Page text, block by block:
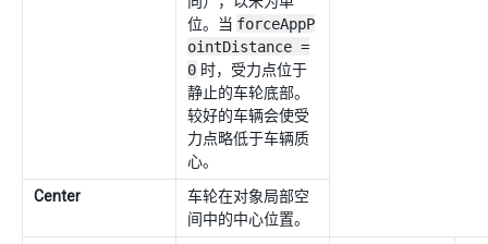
位。当 forceAppP
ointDistance =
0 时，受力点位于
静止的车轮底部。
较好的车辆会使受
力点略低于车辆质
心。
Center
车轮在对象局部空
间中的中心位置。